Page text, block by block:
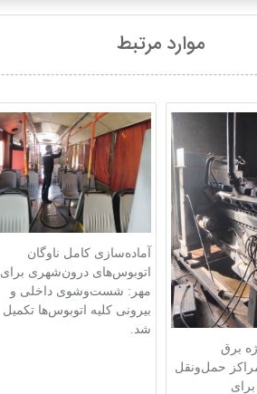
موارد مرتبط
برق
حمل‌ونقل
آماده‌سازی کامل ناوگان
اتوبوس‌های درون‌شهری برای
مهر: شست‌وشوی داخلی و
بیرونی کلیه اتوبوس‌ها تکمیل
شد.